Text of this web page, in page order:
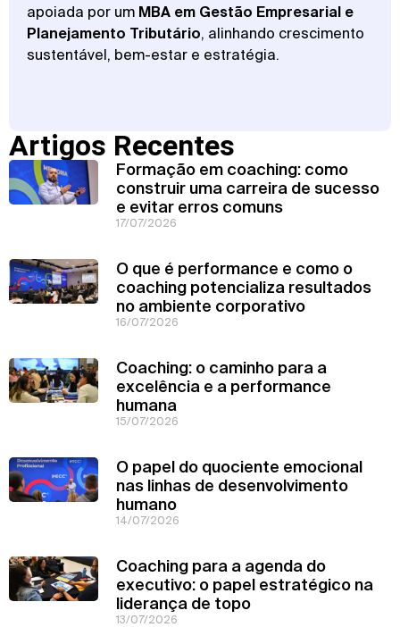
apoiada por um MBA em Gestão Empresarial e
Planejamento Tributário, alinhando crescimento
sustentável, bem-estar e estratégia.
Artigos Recentes
Formação em coaching: como
construir uma carreira de sucesso
e evitar erros comuns
17/07/2026
O que é performance e como o
coaching potencializa resultados
no ambiente corporativo
16/07/2026
Coaching: o caminho para a
excelência e a performance
humana
15/07/2026
O papel do quociente emocional
nas linhas de desenvolvimento
humano
14/07/2026
Coaching para a agenda do
executivo: o papel estratégico na
liderança de topo
13/07/2026